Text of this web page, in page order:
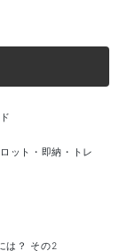
ット・即納・トレ
は？ その2